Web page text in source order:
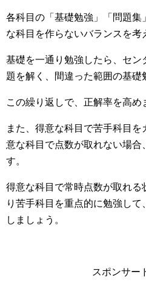
各科目の「基礎勉強」「問題
な科目を作らないバランスを考
基礎を一通り勉強したら、セン
題を解く、間違った範囲の基礎
この繰り返しで、正解率を高め
また、得意な科目で苦手科目
意な科目で点数が取れない場合
す。
得意な科目で常時点数が取れる
り苦手科目を重点的に勉強し
しましょう。
スポンサー